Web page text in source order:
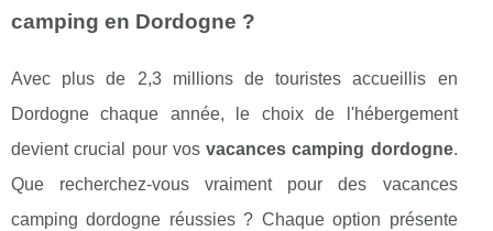
camping en Dordogne ?
Avec plus de 2,3 millions de touristes accueillis en
Dordogne chaque année, le choix de l'hébergement
devient crucial pour vosvacances camping dordogne.
Que recherchez-vous vraiment pour des vacances
camping dordogne réussies ? Chaque option présente